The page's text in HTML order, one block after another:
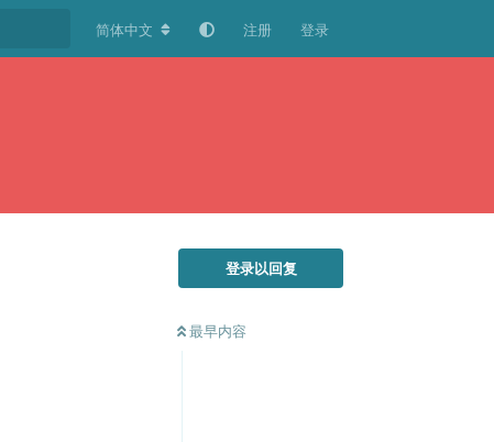
简体中文 注册 登录
登录以回复
最早内容